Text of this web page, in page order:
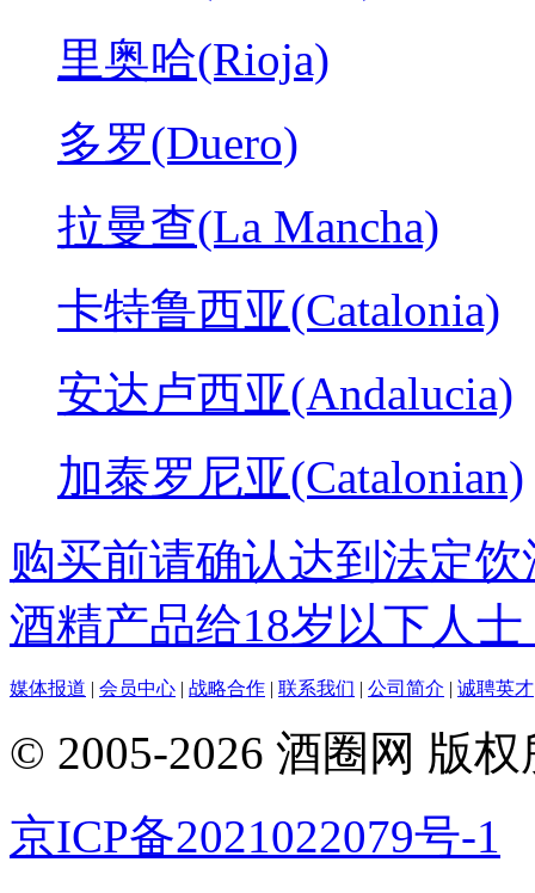
里奥哈(Rioja)
多罗(Duero)
拉曼查(La Mancha)
卡特鲁西亚(Catalonia)
安达卢西亚(Andalucia)
加泰罗尼亚(Catalonian)
购买前请确认达到法定
酒精产品给18岁以下人士
媒体报道 | 会员中心 | 战略合作 | 联系我们 | 公司简介 | 诚聘英才
© 2005-2026 酒圈网 版
京ICP备2021022079号-1